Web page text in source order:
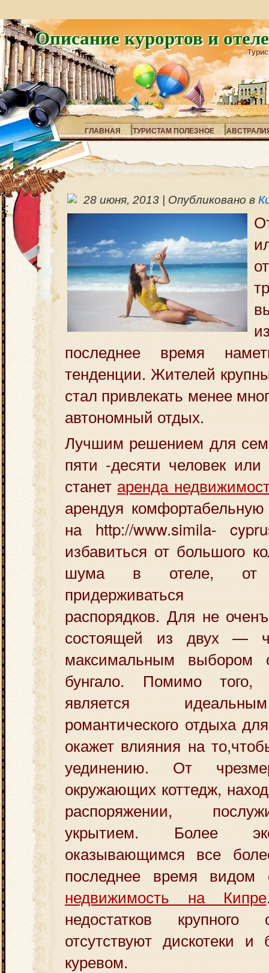
Описание курортов и
ГЛАВНАЯ ТУРИСТАМ ПОЛЕЗНОЕ
28 июня, 2013 Опубликовано в
последнее время
тенденции. Жителей
стал привлекать менее
автономный отдых.
Лучшим решением для
пяти -десяти человек
станет аренда
арендуя
на http://www.simila-
избавиться от большого
шума в отеле, от
придерживаться
распорядков. Для не
состоящей из двух —
максимальным выбором
бунгало. Помимо того,
является
романтического отдыха
окажет влияния на
уединению. От
окружающих коттедж,
распоряжении,
укрытием. Более
оказывающимся все
последнее время видом
недвижимость на Кипре
недостатков
отсутствуют дискотеки
куревом.